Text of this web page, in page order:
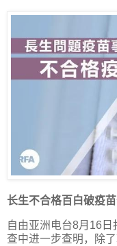
长生不合格百白破疫
自由亚洲电台8月16
查中进一步查明，除